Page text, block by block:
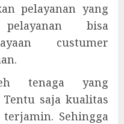
pelayanan yang
bisa
custumer
tenaga yang
saja kualitas
Sehingga